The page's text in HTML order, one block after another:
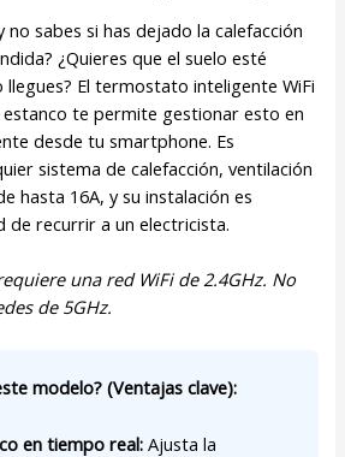
no sabes si has dejado la calefacción
¿Quieres que el suelo esté
El termostato inteligente WiFi
estanco te permite gestionar esto en
desde tu smartphone. Es
sistema de calefacción, ventilación
hasta 16A, y su instalación es
de recurrir a un electricista.
una red WiFi de 2.4GHz. No
de 5GHz.
modelo? (Ventajas clave):
en tiempo real: Ajusta la